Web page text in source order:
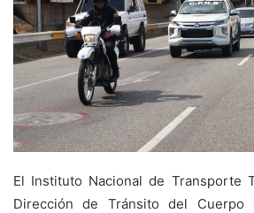
El Instituto Nacional de Transporte
Dirección de Tránsito del Cuerpo